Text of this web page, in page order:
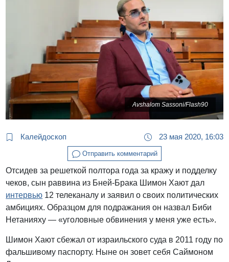
Avshalom Sassoni/Flash90
Калейдоскоп 23 мая 2020, 16:03
Отправить комментарий
Отсидев за решеткой полтора года за кражу и подделку
чеков, сын раввина из Бней-Брака Шимон Хают дал
интервью 12 телеканалу и заявил о своих политических
амбициях. Образцом для подражания он назвал Биби
Нетанияху — «уголовные обвинения у меня уже есть».
Шимон Хают сбежал от израильского суда в 2011 году по
фальшивому паспорту. Ныне он зовет себя Саймоном